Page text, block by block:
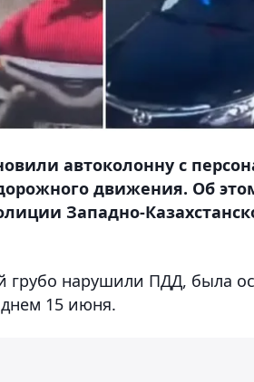
автоколонну с
движения. Об
Западно-
грубо нарушили ПДД, была
15 июня.